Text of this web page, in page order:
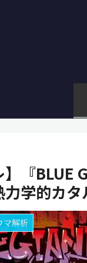
】『
学的カタ
マ解析